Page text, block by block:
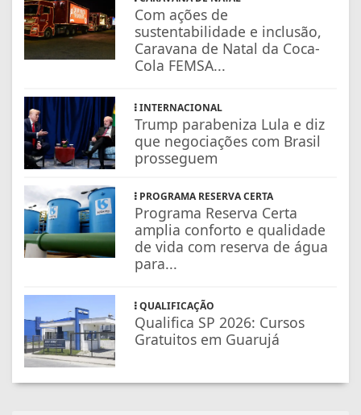
Com ações de
sustentabilidade e inclusão,
Caravana de Natal da Coca-
Cola FEMSA...
INTERNACIONAL
Trump parabeniza Lula e diz
que negociações com Brasil
prosseguem
PROGRAMA RESERVA CERTA
Programa Reserva Certa
amplia conforto e qualidade
de vida com reserva de água
para...
QUALIFICAÇÃO
Qualifica SP 2026: Cursos
Gratuitos em Guarujá